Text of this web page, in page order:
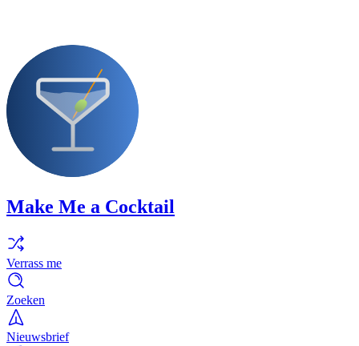
Make Me a Cocktail
Verrass me
Zoeken
Nieuwsbrief